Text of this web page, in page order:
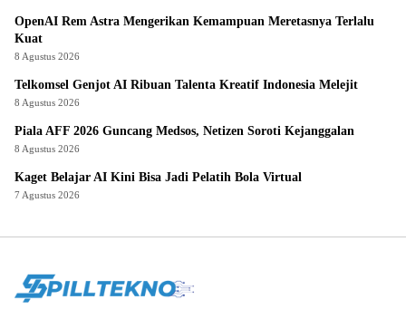
OpenAI Rem Astra Mengerikan Kemampuan Meretasnya Terlalu
Kuat
8 Agustus 2026
Telkomsel Genjot AI Ribuan Talenta Kreatif Indonesia Melejit
8 Agustus 2026
Piala AFF 2026 Guncang Medsos, Netizen Soroti Kejanggalan
8 Agustus 2026
Kaget Belajar AI Kini Bisa Jadi Pelatih Bola Virtual
7 Agustus 2026